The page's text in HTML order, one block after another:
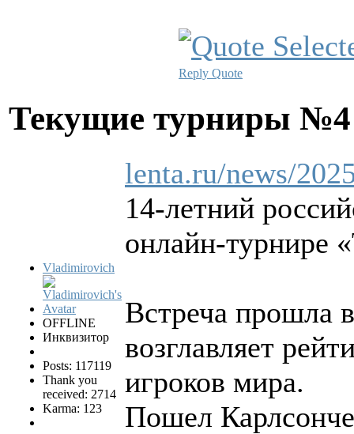
Reply Quote
Текущие турниры
Vladimirovich
OFFLINE
Инквизитор
Posts: 117119
Thank you
received: 2714
Karma: 123
lenta.ru/news/
14-летний
онлайн-турнире
Встреча прошла
возглавляет
игроков мира.
Пошел